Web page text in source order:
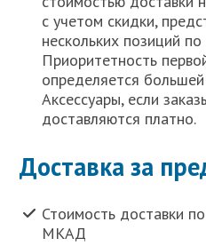
с учетом скидки,
нескольких позиций
Приоритетность
определяется
Аксессуары, если
доставляются платно.
Доставка за
Стоимость доставки
МКАД